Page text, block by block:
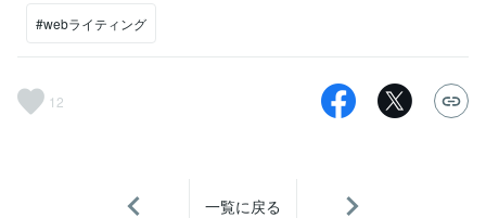
#webライティング
12
一覧に戻る